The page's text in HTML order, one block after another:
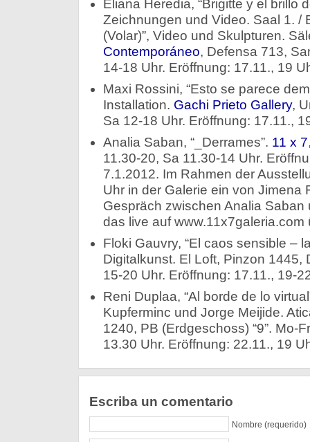
Eliana Heredia, “Brigitte y el brillo
Zeichnungen und Video. Saal 1. /
(Volar)”, Video und Skulpturen.
Contemporáneo, Defensa 713,
14-18 Uhr. Eröffnung: 17.11., 19
Maxi Rossini, “Esto se parece
Installation. Gachi Prieto Gallery,
Sa 12-18 Uhr. Eröffnung: 17.11.,
Analia Saban, “_Derrames”. 11 x 7
11.30-20, Sa 11.30-14 Uhr.
7.1.2012. Im Rahmen der
Uhr in der Galerie ein von Jimena
Gespräch zwischen Analia Saban
das live auf www.11x7galeria.com
Floki Gauvry, “El caos sensible –
Digitalkunst. El Loft, Pinzon 1445,
15-20 Uhr. Eröffnung: 17.11., 19-
Reni Duplaa, “Al borde de lo
Kupferminc und Jorge Meijide.
1240, PB (Erdgeschoss) “9”. Mo-
13.30 Uhr. Eröffnung: 22.11., 19
Escriba un comentario
Nombre (requerido)